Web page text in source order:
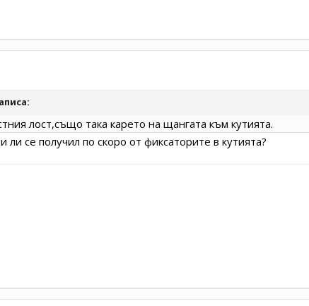
лост,също така карето на щангата към кутията.
ли се получил по скоро от фиксаторите в кутията?